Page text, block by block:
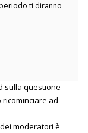
ti diranno
sulla questione
ad
moderatori è